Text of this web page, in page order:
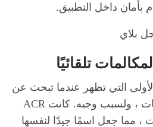
بأمان داخل التطبيق.
بلاي
التي تظهر عندما تبحث عن
تطبيق لتسجيل المكالمات ، ولسبب وجيه. كانت ACR
، مما جعل اسمًا جيدًا لنفسها